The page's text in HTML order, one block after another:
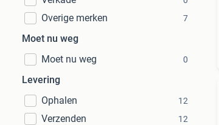
Overige merken 7
Moet nu weg
Moet nu weg
0
Levering
Ophalen
12
Verzenden 12